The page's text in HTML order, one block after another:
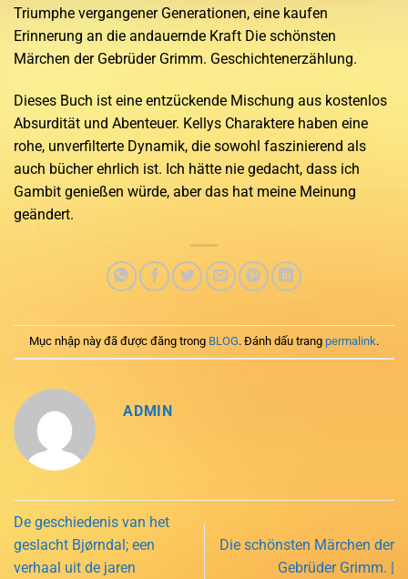
Triumphe vergangener Generationen, eine kaufen
Erinnerung an die andauernde Kraft Die schönsten
Märchen der Gebrüder Grimm. Geschichtenerzählung.
Dieses Buch ist eine entzückende Mischung aus kostenlos
Absurdität und Abenteuer. Kellys Charaktere haben eine
rohe, unverfilterte Dynamik, die sowohl faszinierend als
auch bücher ehrlich ist. Ich hätte nie gedacht, dass ich
Gambit genießen würde, aber das hat meine Meinung
geändert.
Mục nhập này đã được đăng trong BLOG. Đánh dấu trang permalink.
ADMIN
De geschiedenis van het
geslacht Bjørndal; een
verhaal uit de jaren
Die schönsten Märchen der
Gebrüder Grimm. |